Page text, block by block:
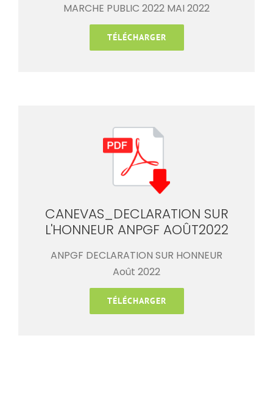
MARCHE PUBLIC 2022 MAI 2022
TÉLÉCHARGER
CANEVAS_DECLARATION SUR
L'HONNEUR ANPGF AOÛT2022
ANPGF DECLARATION SUR HONNEUR
Août 2022
TÉLÉCHARGER